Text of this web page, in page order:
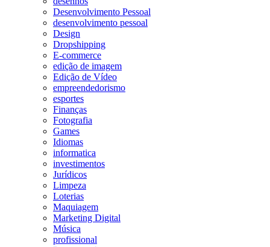
Desenvolvimento Pessoal
desenvolvimento pessoal
Design
Dropshipping
E-commerce
edição de imagem
Edição de Vídeo
empreendedorismo
esportes
Finanças
Fotografia
Games
Idiomas
informatica
investimentos
Jurídicos
Limpeza
Loterias
Maquiagem
Marketing Digital
Música
profissional